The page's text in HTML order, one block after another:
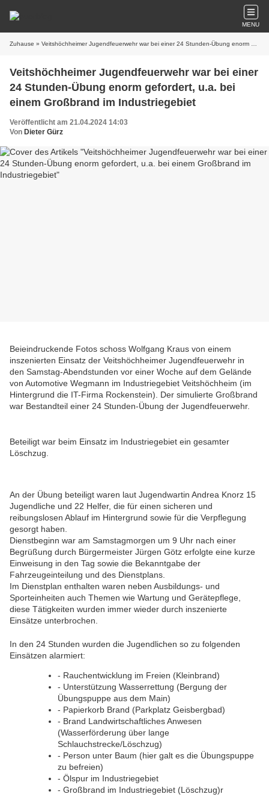
MENU
Zuhause » Veitshöchheimer Jugendfeuerwehr war bei einer 24 Stunden-Übung enorm gefordert, u.a. bei einem Großbrand im Industriegebiet
Veitshöchheimer Jugendfeuerwehr war bei einer
24 Stunden-Übung enorm gefordert, u.a. bei
einem Großbrand im Industriegebiet
Veröffentlicht am 21.04.2024 14:03
Von Dieter Gürz
Beieindruckende Fotos schoss Wolfgang Kraus von einem
inszenierten Einsatz der Veitshöchheimer Jugendfeuerwehr in
den Samstag-Abendstunden vor einer Woche auf dem Gelände
von Automotive Wegmann im Industriegebiet Veitshöchheim (im
Hintergrund die IT-Firma Rockenstein). Der simulierte Großbrand
war Bestandteil einer 24 Stunden-Übung der Jugendfeuerwehr.
Beteiligt war beim Einsatz im Industriegebiet ein gesamter
Löschzug.
An der Übung beteiligt waren laut Jugendwartin Andrea Knorz 15
Jugendliche und 22 Helfer, die für einen sicheren und
reibungslosen Ablauf im Hintergrund sowie für die Verpflegung
gesorgt haben.
Dienstbeginn war am Samstagmorgen um 9 Uhr nach einer
Begrüßung durch Bürgermeister Jürgen Götz erfolgte eine kurze
Einweisung in den Tag sowie die Bekanntgabe der
Fahrzeugeinteilung und des Dienstplans.
Im Dienstplan enthalten waren neben Ausbildungs- und
Sporteinheiten auch Themen wie Wartung und Gerätepflege,
diese Tätigkeiten wurden immer wieder durch inszenierte
Einsätze unterbrochen.
In den 24 Stunden wurden die Jugendlichen so zu folgenden
Einsätzen alarmiert:
- Rauchentwicklung im Freien (Kleinbrand)
- Unterstützung Wasserrettung (Bergung der
Übungspuppe aus dem Main)
- Papierkorb Brand (Parkplatz Geisbergbad)
- Brand Landwirtschaftliches Anwesen
(Wasserförderung über lange
Schlauchstrecke/Löschzug)
- Person unter Baum (hier galt es die Übungspuppe
zu befreien)
- Ölspur im Industriegebiet
- Großbrand im Industriegebiet (Löschzug)r